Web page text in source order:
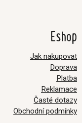
Eshop
Jak nakupovat
Doprava
Platba
Reklamace
Časté dotazy
Obchodní podmínky